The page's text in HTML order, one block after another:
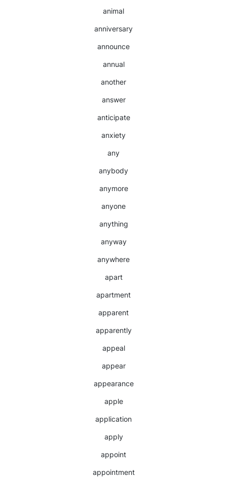
animal
anniversary
announce
annual
another
answer
anticipate
anxiety
any
anybody
anymore
anyone
anything
anyway
anywhere
apart
apartment
apparent
apparently
appeal
appear
appearance
apple
application
apply
appoint
appointment